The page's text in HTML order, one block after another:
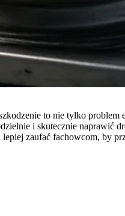
to nie tylko problem
i skutecznie naprawić
zaufać fachowcom, by